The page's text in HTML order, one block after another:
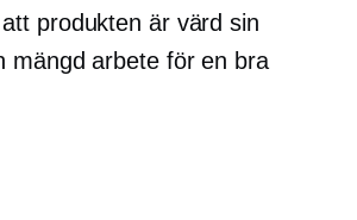
produkten är värd sin
mängd arbete för en bra